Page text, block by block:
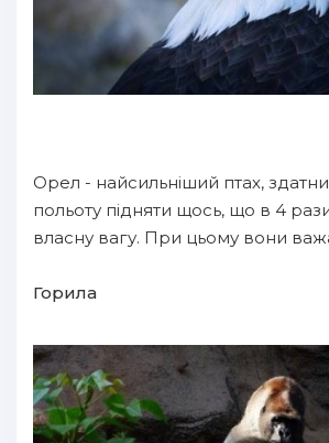
Орел - найсильніший птах,
польоту підняти щось, що в 4
власну вагу. При цьому вони
Горила